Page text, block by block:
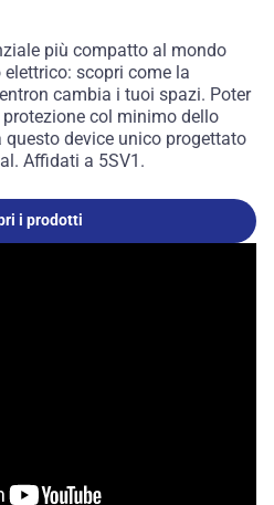
più compatto al mondo
scopri come la
cambia i tuoi spazi. Poter
col minimo dello
device unico progettato
Affidati a 5SV1.
i prodotti